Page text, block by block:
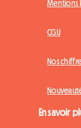
Mentions
CGU
Nos
En savoir